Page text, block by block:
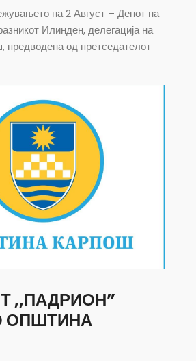
на 2 Август – Денот на
Илинден, делегација на
од претседателот
,,ПАДРИОН”
ОПШТИНА